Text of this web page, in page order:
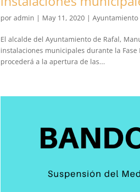
poradmin | May 11, 2020 |Ayuntamiento
El alcalde del Ayuntamiento de Rafal,
instalaciones municipales durante la
procederá a la apertura de las...